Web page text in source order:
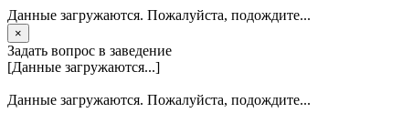
Данные загружаются. Пожалуйста, подождите...
×
Задать вопрос в заведение
[Данные загружаются...]
Данные загружаются. Пожалуйста, подождите...